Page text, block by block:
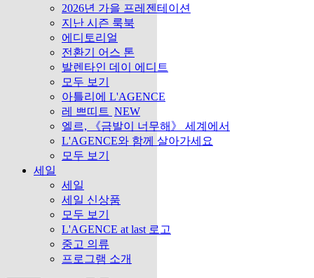
2026년 가을 프레젠테이션
지난 시즌 룩북
에디토리얼
전환기 어스 톤
발렌타인 데이 에디트
모두 보기
아틀리에 L'AGENCE
레 쁘띠트 NEW
엘르, 《금발이 너무해》 세계에서
L'AGENCE와 함께 살아가세요
모두 보기
세일
세일
세일 신상품
모두 보기
L'AGENCE at last 로고
중고 의류
프로그램 소개